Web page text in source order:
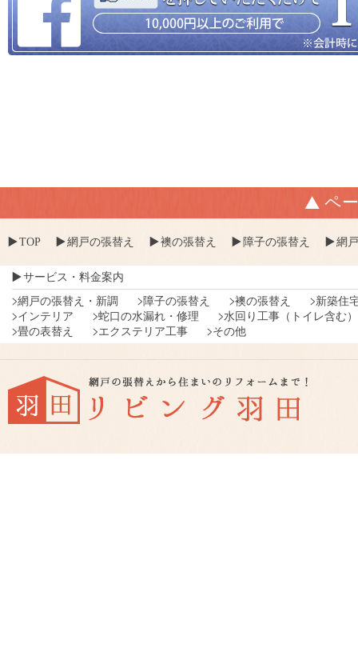
ペ
TOP 網戸の張替え 襖の張替え 障子の張替え 網
サービス・料金案内
網戸の張替え・新調
障子の張替え 襖の張替え
新築住
インテリア
蛇口の水漏れ・修理
水回り工事（トイレ含む）
畳の表替え
エクステリア工事 その他